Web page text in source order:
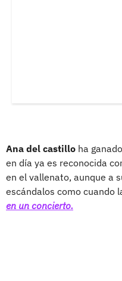
Ana del castillo ha
en día ya es reconocida
en el vallenato, aunque a
escándalos como cuando
en un concierto.